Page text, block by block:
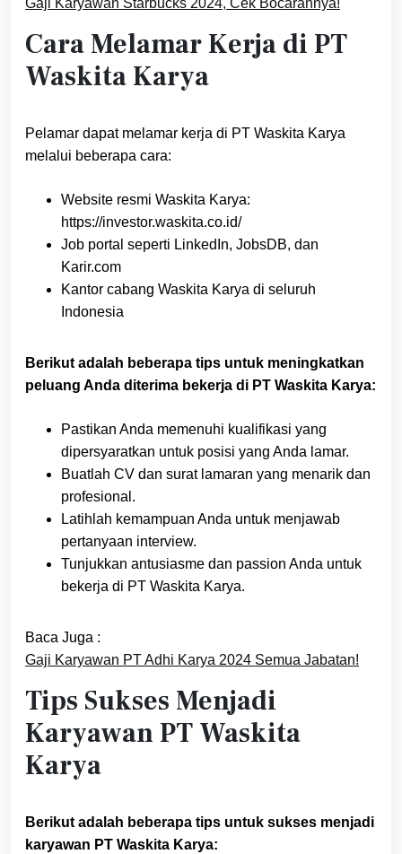
Gaji Karyawan Starbucks 2024, Cek Bocarannya!
Cara Melamar Kerja di PT
Waskita Karya
Pelamar dapat melamar kerja di PT Waskita Karya
melalui beberapa cara:
Website resmi Waskita Karya:
https://investor.waskita.co.id/
Job portal seperti LinkedIn, JobsDB, dan
Karir.com
Kantor cabang Waskita Karya di seluruh
Indonesia
Berikut adalah beberapa tips untuk meningkatkan
peluang Anda diterima bekerja di PT Waskita Karya:
Pastikan Anda memenuhi kualifikasi yang
dipersyaratkan untuk posisi yang Anda lamar.
Buatlah CV dan surat lamaran yang menarik dan
profesional.
Latihlah kemampuan Anda untuk menjawab
pertanyaan interview.
Tunjukkan antusiasme dan passion Anda untuk
bekerja di PT Waskita Karya.
Baca Juga :
Gaji Karyawan PT Adhi Karya 2024 Semua Jabatan!
Tips Sukses Menjadi
Karyawan PT Waskita
Karya
Berikut adalah beberapa tips untuk sukses menjadi
karyawan PT Waskita Karya: